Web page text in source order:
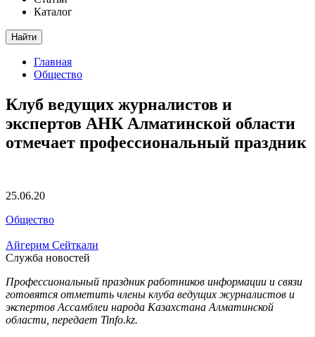
Каталог
Найти
Главная
Общество
Клуб ведущих журналистов и
экспертов АНК Алматинской области
отмечает профессиональный праздник
25.06.20
Общество
Айгерим Сейткали
Служба новостей
Профессиональный праздник работников информации и связи
готовятся отметить члены клуба ведущих журналистов и
экспертов Ассамблеи народа Казахстана Алматинской
области, передает Tinfo.kz.